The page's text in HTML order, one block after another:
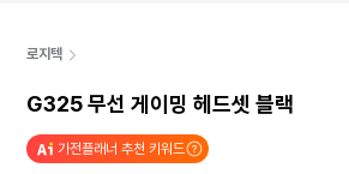
로지텍
G325 무선 게이밍 헤드셋 블랙
가전플래너 추천 키워드